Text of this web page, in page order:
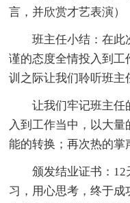
言，并欣赏才艺表演）
班主任小结：在此
谨的态度全情投入到
训之际让我们聆听班主
让我们牢记班主任
入到工作当中，以大
能的转换；再次热的掌
颁发结业证书：
习，用心思考，终于